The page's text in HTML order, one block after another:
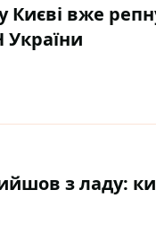
Києві вже
з ладу: